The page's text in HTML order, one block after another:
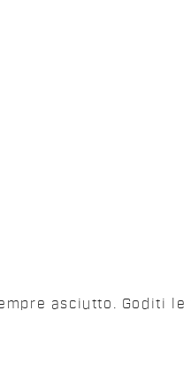
asciutto. Goditi